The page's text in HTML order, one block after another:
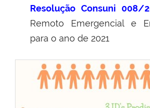
Resolução Consuni 008/
Remoto Emergencial e
para o ano de 2021